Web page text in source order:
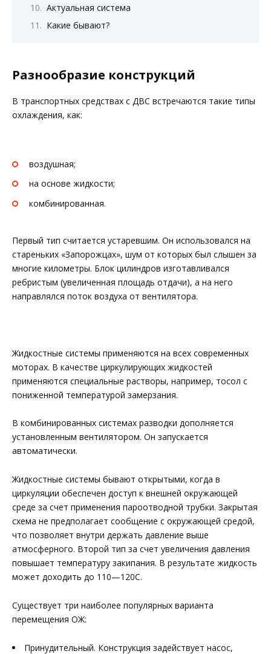
Актуальная система
Какие бывают?
Разнообразие конструкций
В транспортных средствах с ДВС встречаются такие типы
охлаждения, как:
воздушная;
на основе жидкости;
комбинированная.
Первый тип считается устаревшим. Он использовался на
стареньких «Запорожцах», шум от которых был слышен за
многие километры. Блок цилиндров изготавливался
ребристым (увеличенная площадь отдачи), а на него
направлялся поток воздуха от вентилятора.
Жидкостные системы применяются на всех современных
моторах. В качестве циркулирующих жидкостей
применяются специальные растворы, например, тосол с
пониженной температурой замерзания.
В комбинированных системах разводки дополняется
установленным вентилятором. Он запускается
автоматически.
Жидкостные системы бывают открытыми, когда в
циркуляции обеспечен доступ к внешней окружающей
среде за счет применения пароотводной трубки. Закрытая
схема не предполагает сообщение с окружающей средой,
что позволяет внутри держать давление выше
атмосферного. Второй тип за счет увеличения давления
повышает температуру закипания. В результате жидкость
может доходить до 110—120С.
Существует три наиболее популярных варианта
перемещения ОЖ:
Принудительный. Конструкция задействует насос,